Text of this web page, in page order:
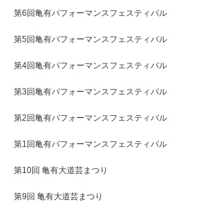
第6回亀有パフォーマンスフェスティバル
第5回亀有パフォーマンスフェスティバル
第4回亀有パフォーマンスフェスティバル
第3回亀有パフォーマンスフェスティバル
第2回亀有パフォーマンスフェスティバル
第1回亀有パフォーマンスフェスティバル
第10回 亀有大道芸まつり
第9回 亀有大道芸まつり